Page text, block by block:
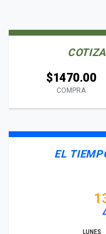
$1470.00
COMPRA
EL